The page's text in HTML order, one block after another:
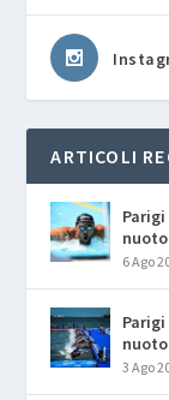
ARTICOLI
6 Ago
3 Ago